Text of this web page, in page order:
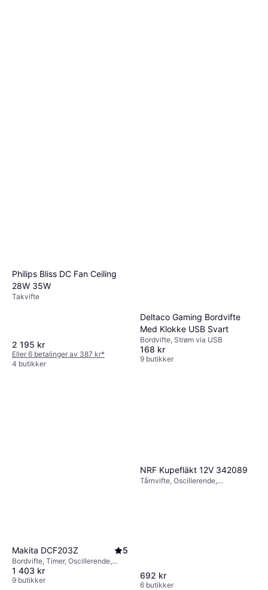
Philips Bliss DC Fan Ceiling
28W 35W
Takvifte
2 195 kr
Eller 6 betalinger av 387 kr*
4 butikker
Deltaco Gaming Bordvifte
Med Klokke USB Svart
Bordvifte, Strøm via USB
168 kr
9 butikker
Makita DCF203Z 5
Bordvifte, Timer, Oscillerende,
Tiltbar
1 403 kr
9 butikker
NRF Kupefläkt 12V 342089
Tårnvifte, Oscillerende,
692 kr
6 butikker